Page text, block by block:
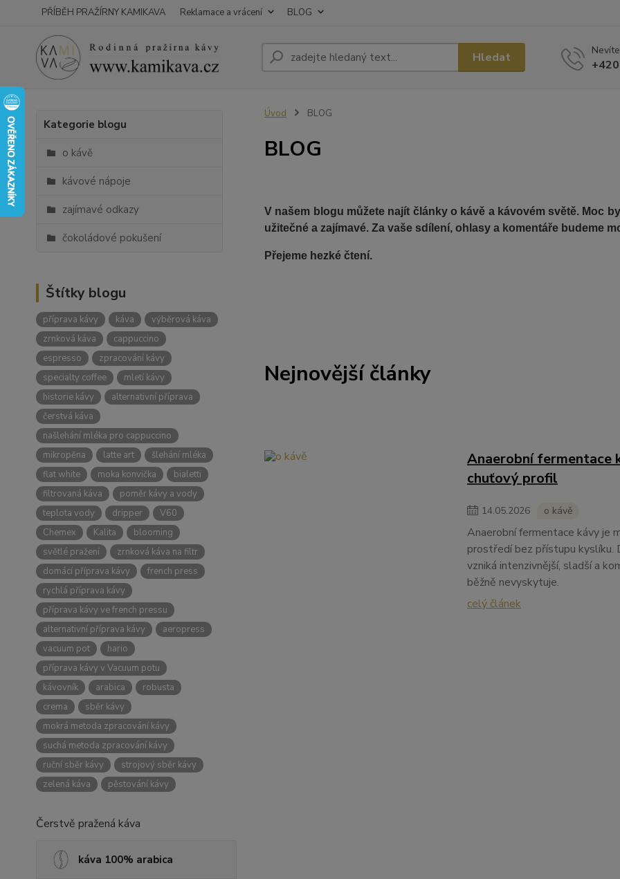
PŘÍBĚH PRAŽÍRNY KAMIKAVA Reklamace a vrácení BLOG
Hledat
Kategorie blogu
o kávě
kávové nápoje
zajímavé odkazy
čokoládové pokušení
Štítky blogu
příprava kávy káva
výběrová káva
zrnková káva
cappuccino
espresso
zpracování kávy
specialty coffee
mletí kávy
historie kávy
alternativní příprava
čerstvá káva
našlehání mléka pro cappuccino
mikropěna
latte art
šlehání mléka
flat white
moka konvička
bialetti
filtrovaná káva
poměr kávy a vody
teplota vody
dripper
V60
Chemex
Kalita
blooming
světlé pražení
zrnková káva na filtr
domácí příprava kávy
french press
rychlá příprava kávy
příprava kávy ve french pressu
alternativní příprava kávy
aeropress
vacuum pot
hario
příprava kávy v Vacuum potu
kávovník
arabica
robusta
crema
sběr kávy
mokrá metoda zpracování kávy
suchá metoda zpracování kávy
ruční sběr kávy
strojový sběr kávy
zelená káva
pěstování kávy
Čerstvě pražená káva
káva 100% arabica
Úvod BLOG
BLOG
V našem blogu můžete najít články o kávě a kávovém světě. Moc
užitečné a zajímavé. Za vaše sdílení, ohlasy a komentáře budeme
Přejeme hezké čtení.
Nejnovější články
Anaerobní fermentace
chuťový profil
14.05.2026 o kávě
Anaerobní fermentace kávy je
prostředí bez přístupu kyslíku.
vzniká intenzivnější, sladší a
běžně nevyskytuje.
celý článek